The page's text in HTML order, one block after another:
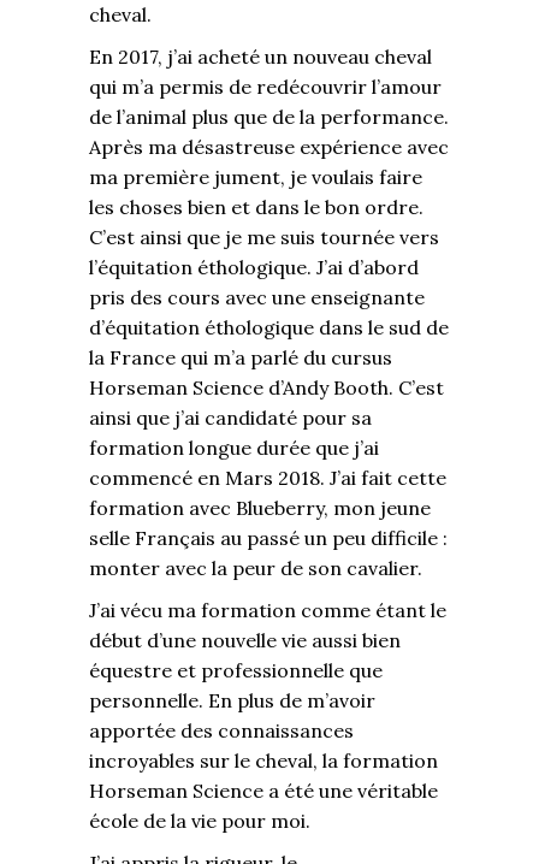
cheval.
En 2017, j’ai acheté un nouveau cheval
qui m’a permis de redécouvrir l’amour
de l’animal plus que de la performance.
Après ma désastreuse expérience avec
ma première jument, je voulais faire
les choses bien et dans le bon ordre.
C’est ainsi que je me suis tournée vers
l’équitation éthologique. J’ai d’abord
pris des cours avec une enseignante
d’équitation éthologique dans le sud de
la France qui m’a parlé du cursus
Horseman Science d’Andy Booth. C’est
ainsi que j’ai candidaté pour sa
formation longue durée que j’ai
commencé en Mars 2018. J’ai fait cette
formation avec Blueberry, mon jeune
selle Français au passé un peu difficile :
monter avec la peur de son cavalier.
J’ai vécu ma formation comme étant le
début d’une nouvelle vie aussi bien
équestre et professionnelle que
personnelle. En plus de m’avoir
apportée des connaissances
incroyables sur le cheval, la formation
Horseman Science a été une véritable
école de la vie pour moi.